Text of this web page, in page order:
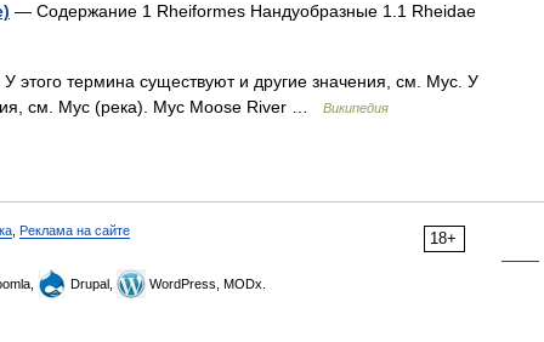
— Содержание 1 Rheiformes Нандуобразные 1.1 Rheidae
этого термина существуют и другие значения, см. Мус. У
см. Мус (река). Мус Moose River …
Википедия
18+
Реклама на сайте
Drupal, WordPress, MODx.